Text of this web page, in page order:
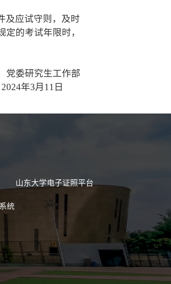
及应试守则，及时
的考试年限时，
党委研究生工作部
2024年3月11日
山东大学电子证照平台
统